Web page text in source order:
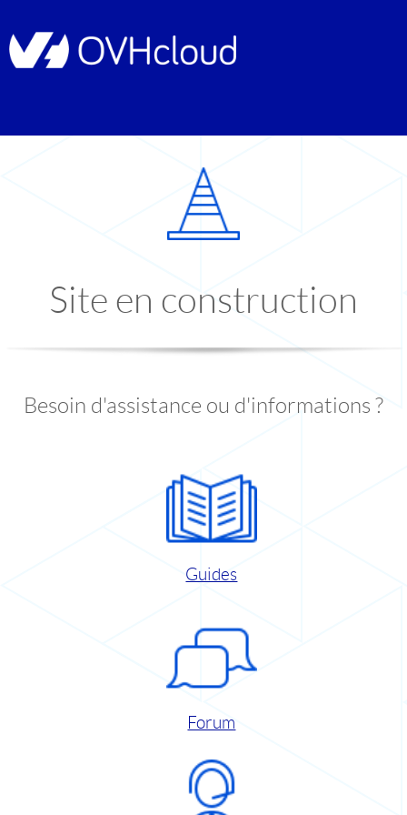
Site en construction
Besoin d'assistance ou d'informations ?
Guides
Forum